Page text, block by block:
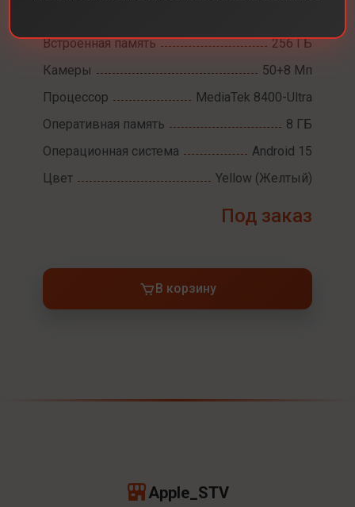
Встроенная память
256 ГБ
Камеры
50+8 Мп
Процессор
MediaTek 8400-Ultra
Оперативная память
8 ГБ
Операционная система
Android 15
Цвет
Yellow (Желтый)
Под заказ
В корзину
Apple_STV